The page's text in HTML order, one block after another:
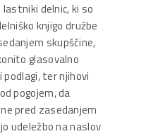
delnic, ki so
knjigo družbe
skupščine,
glasovalno
ter njihovi
pogojem, da
pred zasedanjem
udeležbo na naslov